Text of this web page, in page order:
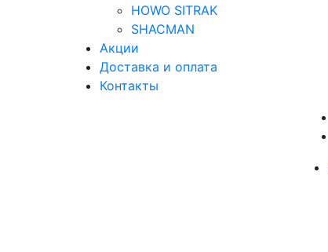
HOWO SITRAK
SHACMAN
Акции
Доставка и оплата
Контакты